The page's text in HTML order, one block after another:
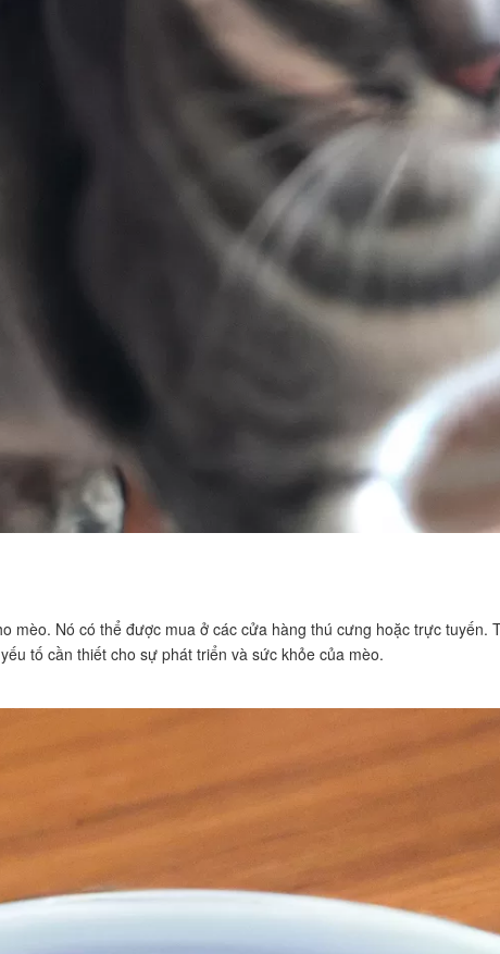
mèo. Nó có thể được mua ở các cửa hàng thú cưng hoặc trực tuyến.
tố cần thiết cho sự phát triển và sức khỏe của mèo.